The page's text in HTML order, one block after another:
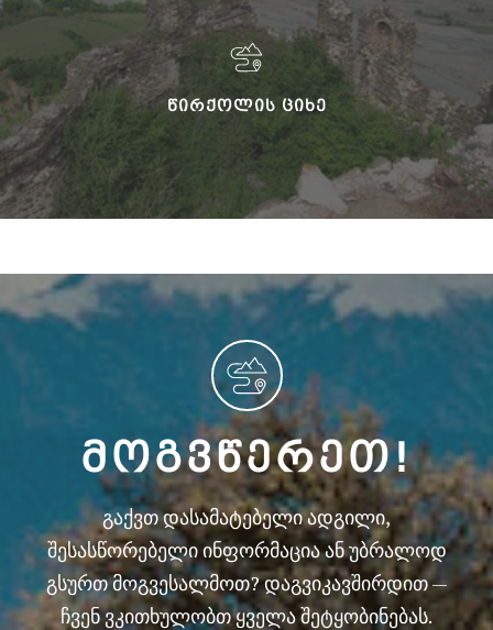
ᲬᲘᲠᲥᲝᲚᲘᲡ ᲪᲘᲮᲔ
ᲛᲝᲒᲕᲬᲔᲠᲔᲗ!
გაქვთ დასამატებელი ადგილი,
შესასწორებელი ინფორმაცია ან უბრალოდ
გსურთ მოგვესალმოთ? დაგვიკავშირდით —
ჩვენ ვკითხულობთ ყველა შეტყობინებას.